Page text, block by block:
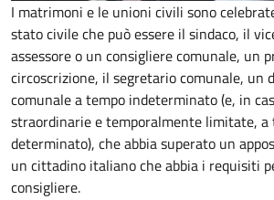
I matrimoni e le unioni civili sono
stato civile che può essere il sindaco, il
assessore o un consigliere comunale, un
circoscrizione, il segretario comunale, un
comunale a tempo indeterminato (e, in
straordinarie e temporalmente limitate, a
determinato), che abbia superato un
un cittadino italiano che abbia i requisiti
consigliere.